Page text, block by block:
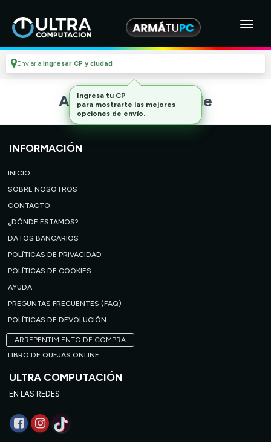
Enviar a Ingresar CP y ciudad
Artículo no disponible
INFORMACIÓN
INICIO
SOBRE NOSOTROS
CONTACTO
¿DÓNDE ESTAMOS?
DATOS BANCARIOS
POLÍTICAS DE PRIVACIDAD
POLÍTICAS DE COOKIES
AYUDA
PREGUNTAS FRECUENTES (FAQ)
POLÍTICAS DE DEVOLUCIÓN
ARREPENTIMIENTO DE COMPRA
LIBRO DE QUEJAS ONLINE
ULTRA COMPUTACIÓN
EN LAS REDES
Ingresa tu CP
para mostrarte las mejores
opciones de envío.